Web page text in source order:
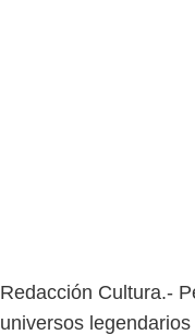
Redacción Cultura.-
universos